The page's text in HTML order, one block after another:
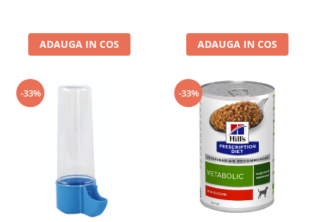
ADAUGA IN COS ADAUGA IN COS
-33% -33%